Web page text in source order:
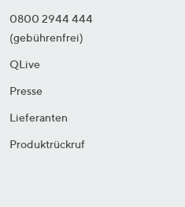
0800 2944 444
(gebührenfrei)
QLive
Presse
Lieferanten
Produktrückruf